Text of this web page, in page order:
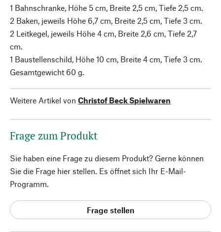
1 Bahnschranke, Höhe 5 cm, Breite 2,5 cm, Tiefe 2,5 cm.
2 Baken, jeweils Höhe 6,7 cm, Breite 2,5 cm, Tiefe 3 cm.
2 Leitkegel, jeweils Höhe 4 cm, Breite 2,6 cm, Tiefe 2,7
cm.
1 Baustellenschild, Höhe 10 cm, Breite 4 cm, Tiefe 3 cm.
Gesamtgewicht 60 g.
Weitere Artikel von Christof Beck Spielwaren
Frage zum Produkt
Sie haben eine Frage zu diesem Produkt? Gerne können
Sie die Frage hier stellen. Es öffnet sich Ihr E-Mail-
Programm.
Frage stellen